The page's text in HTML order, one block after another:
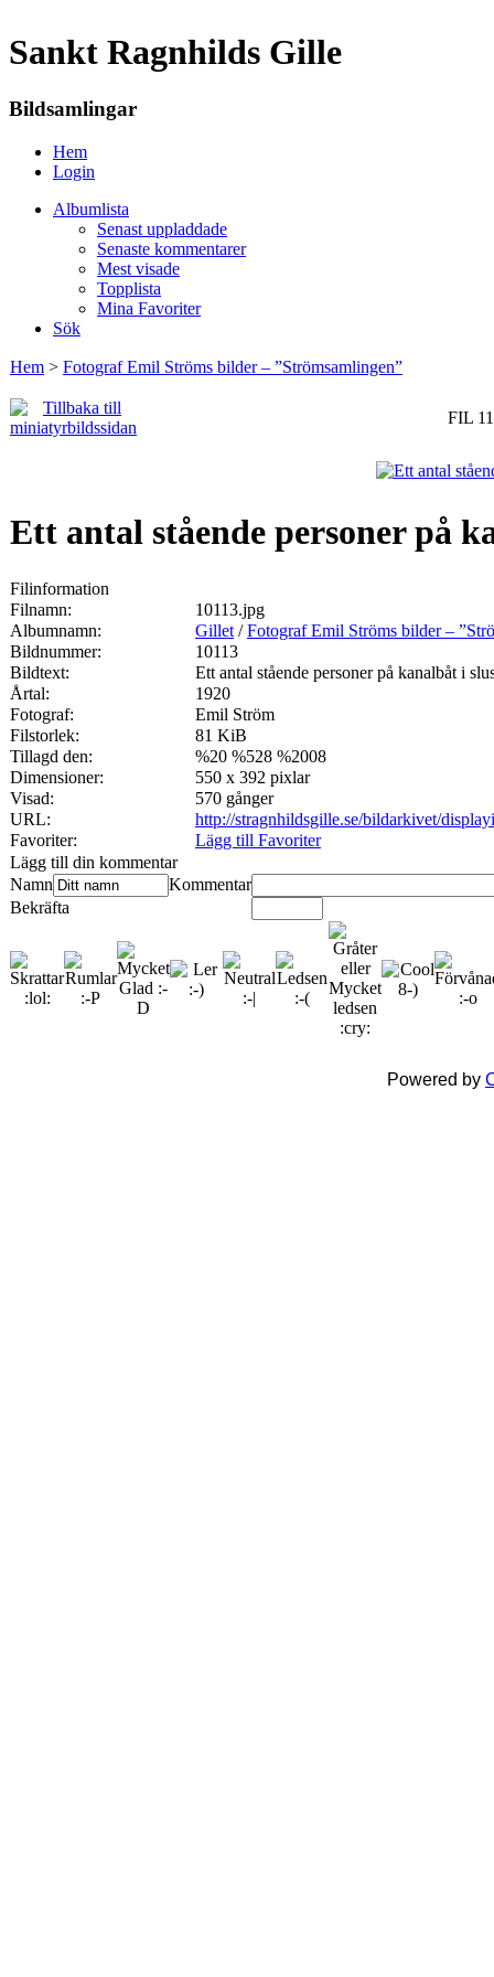
Sankt Ragnhilds Gille
Bildsamlingar
Hem
Login
Albumlista
Senast uppladdade
Senaste kommentarer
Mest visade
Topplista
Mina Favoriter
Sök
Hem > Fotograf Emil Ströms bilder – ”Strömsamlingen”
FIL
Ett antal stående personer på
Filinformation
Filnamn:
10113.jpg
Albumnamn:
Gillet /Fotograf Emil Ströms bilder –
Bildnummer:
10113
Bildtext:
Ett antal stående personer på kanalbåt i
Årtal:
1920
Fotograf:
Emil Ström
Filstorlek:
81 KiB
Tillagd den:
%20 %528 %2008
Dimensioner:
550 x 392 pixlar
Visad:
570 gånger
URL:
http://stragnhildsgille.se/bildarkivet/
Favoriter:
Lägg till Favoriter
Lägg till din kommentar
Namn
Kommentar
Bekräfta
Powered by